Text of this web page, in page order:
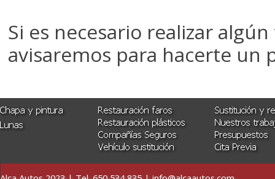
Si es necesario realizar
avisaremos para hacerte un